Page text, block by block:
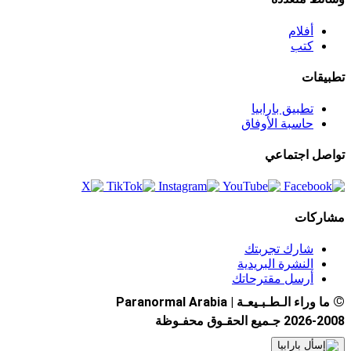
أفلام
كتب
تطبيقات
تطبيق بارابيا
حاسبة الأوفاق
تواصل اجتماعي
مشاركات
شارك تجربتك
النشرة البريدية
أرسل مقترحاتك
© ما وراء الـطـبـيعـة | Paranormal Arabia
2026-2008 جـميع الحقـوق محفـوظة